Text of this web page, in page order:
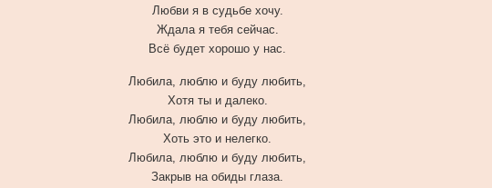
Любви я в судьбе хочу.
Ждала я тебя сейчас.
Всё будет хорошо у нас.
Любила, люблю и буду любить,
Хотя ты и далеко.
Любила, люблю и буду любить,
Хоть это и нелегко.
Любила, люблю и буду любить,
Закрыв на обиды глаза.